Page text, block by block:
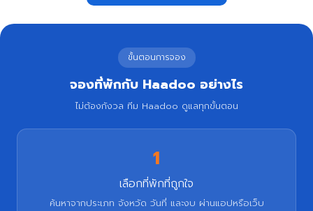
ขั้นตอนการจอง
จองที่พักกับ Haadoo อย่างไร
ไม่ต้องกังวล ทีม Haadoo ดูแลทุกขั้นตอน
1
เลือกที่พักที่ถูกใจ
ค้นหาจากประเภท จังหวัด วันที่ และงบ ผ่านแอปหรือเว็บ